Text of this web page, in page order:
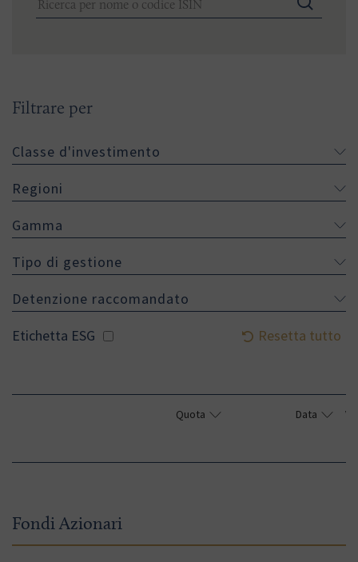
Filtrare per
Classe d'investimento
Regioni
Gamma
Tipo di gestione
Detenzione raccomandato
Etichetta ESG
Resetta tutto
Quota Data
Fondi Azionari